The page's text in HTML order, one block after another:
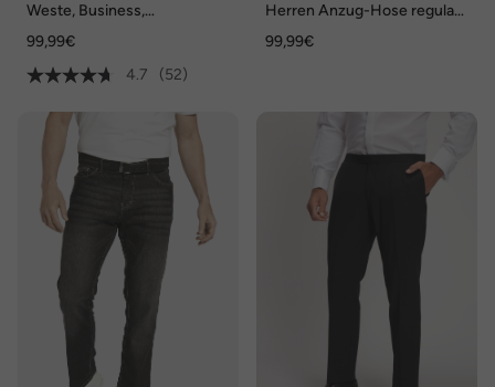
Weste, Business,
Zeus, bis Gr. 72/36
99,99€
4.7
(52)
Herren Anzug-Hose regular
99,99€